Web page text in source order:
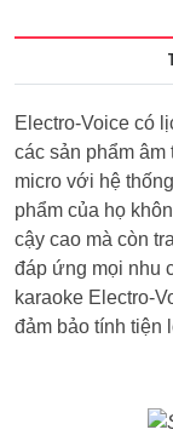
Electro-Voice có
các sản phẩm
micro với hệ
phẩm của họ
cậy cao mà còn
đáp ứng mọi nhu
karaoke Electro-
đảm bảo tính tiện